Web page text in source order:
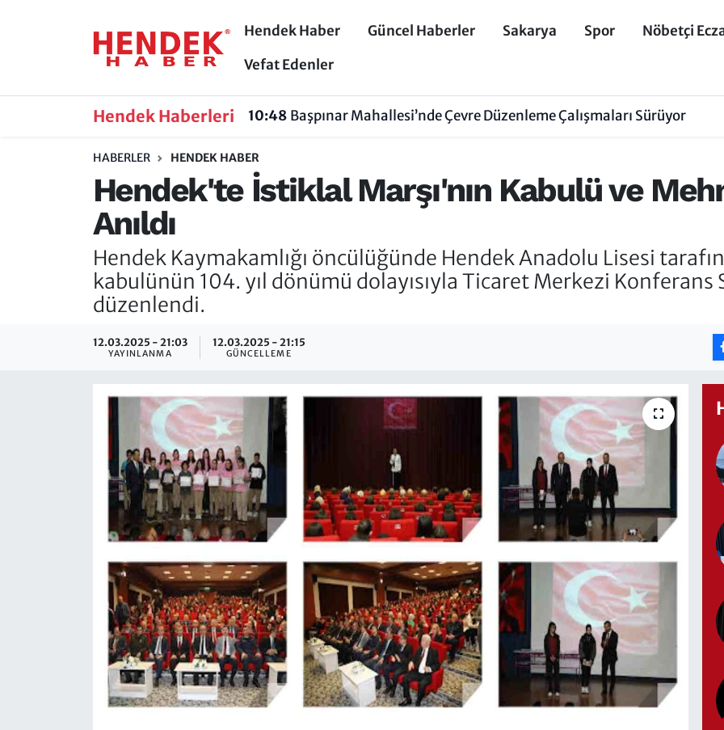
Hendek Haber Güncel Haberler Sakarya Spor
Nöbetçi
Vefat Edenler
Hendek Haberleri 10:48 Başpınar Mahallesi’nde Çevre Düzenleme Çalışmaları Sürüyor
HABERLER HENDEK HABER
Hendek'te İstiklal Marşı'nın Kabulü ve
Anıldı
Hendek Kaymakamlığı öncülüğünde Hendek Anadolu Lisesi
kabulünün 104. yıl dönümü dolayısıyla Ticaret Merkezi Konferans
düzenlendi.
12.03.2025 - 21:03
YAYINLANMA
12.03.2025 - 21:15
GÜNCELLEME
Hendek Haber
Nöbetçi Eczaneler
Vefat Edenler
Hendek Haber
Sakarya
Hakkında
Hendek Haber Reklam Servisi
İletişim
Sakarya Nöbetçi Eczaneler
Süper Lig Puan Durumu ve Fikstür
Tüm Manşetler
Son Dakika Haberleri
Haber Arşivi